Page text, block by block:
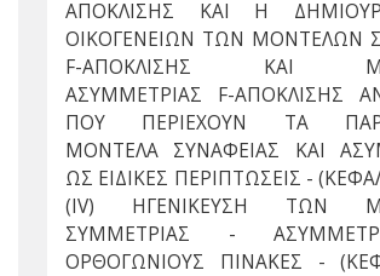
ΑΠΟΚΛΙΣΗΣ ΚΑΙ Η
ΟΙΚΟΓΕΝΕΙΩΝ ΤΩΝ ΜΟΝΤΕΛΩΝ
F-ΑΠΟΚΛΙΣΗΣ ΚΑΙ
ΑΣΥΜΜΕΤΡΙΑΣ F-ΑΠΟΚΛΙΣΗΣ
ΠΟΥ ΠΕΡΙΕΧΟΥΝ ΤΑ
ΜΟΝΤΕΛΑ ΣΥΝΑΦΕΙΑΣ ΚΑΙ
ΩΣ ΕΙΔΙΚΕΣ ΠΕΡΙΠΤΩΣΕΙΣ -
(IV) ΗΓΕΝΙΚΕΥΣΗ ΤΩΝ
ΣΥΜΜΕΤΡΙΑΣ -
ΟΡΘΟΓΩΝΙΟΥΣ ΠΙΝΑΚΕΣ -